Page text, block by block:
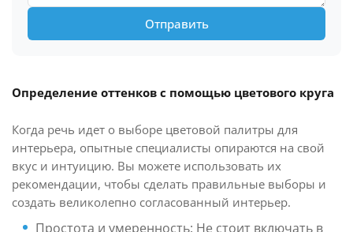
Отправить
Определение оттенков с помощью цветового круга
Когда речь идет о выборе цветовой палитры для
интерьера, опытные специалисты опираются на свой
вкус и интуицию. Вы можете использовать их
рекомендации, чтобы сделать правильные выборы и
создать великолепно согласованный интерьер.
Простота и умеренность: Не стоит включать в